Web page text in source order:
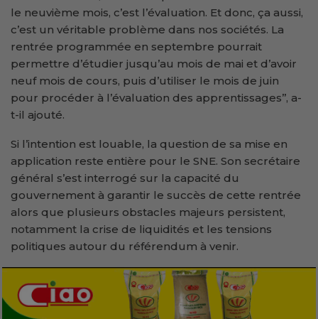
le neuvième mois, c’est l’évaluation. Et donc, ça aussi,
c’est un véritable problème dans nos sociétés. La
rentrée programmée en septembre pourrait
permettre d’étudier jusqu’au mois de mai et d’avoir
neuf mois de cours, puis d’utiliser le mois de juin
pour procéder à l’évaluation des apprentissages’’, a-
t-il ajouté.
Si l’intention est louable, la question de sa mise en
application reste entière pour le SNE. Son secrétaire
général s’est interrogé sur la capacité du
gouvernement à garantir le succès de cette rentrée
alors que plusieurs obstacles majeurs persistent,
notamment la crise de liquidités et les tensions
politiques autour du référendum à venir.